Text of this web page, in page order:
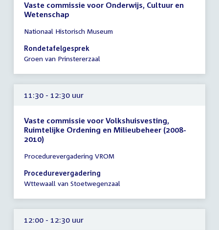
Vaste commissie voor Onderwijs, Cultuur en
Wetenschap
vergadering
11:00
-
uur
Nationaal Historisch Museum
Rondetafelgesprek
Groen van Prinstererzaal
11:30 - 12:30 uur
Vaste commissie voor Volkshuisvesting,
Ruimtelijke Ordening en Milieubeheer (2008-
2010)
vergadering
11:30
-
uur
Procedurevergadering VROM
Procedurevergadering
Wttewaall van Stoetwegenzaal
12:00 - 12:30 uur